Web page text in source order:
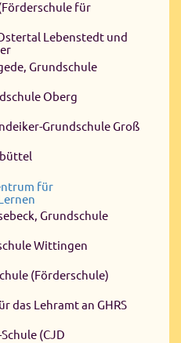
für
Lebenstedt und
Grundschule
Oberg
Grundschule Groß
für
Grundschule
Wittingen
(Förderschule)
das Lehramt an GHRS
(CJD